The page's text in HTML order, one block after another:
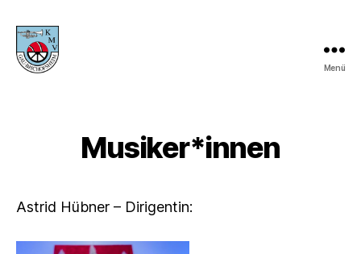
Menü
Musiker*innen
Astrid Hübner – Dirigentin: